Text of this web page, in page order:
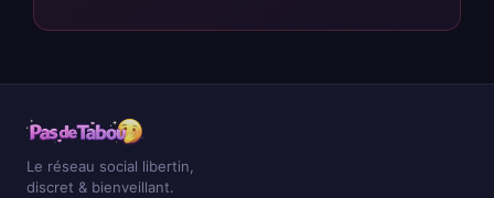
Le réseau social libertin,
discret & bienveillant.